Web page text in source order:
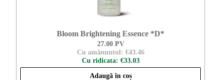
Bloom Brightening Essence *D*
27.00 PV
Cu amănuntul: €43.46
Cu ridicata: €33.03
Adaugă în coș